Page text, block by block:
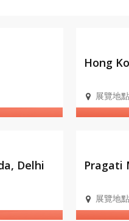
Hong
展覽地點
Delhi Pragati
展覽地點